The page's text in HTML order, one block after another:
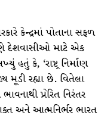
કેન્દ્રમાં પોતાના સફળ
દેશવાસીઓ માટે એક
કે, ‘રાષ્ટ્ર નિર્માણ
રહ્યા છે. વિતેલા
પ્રેરિત નિરંતર
અને આત્મનિર્ભર ભારત